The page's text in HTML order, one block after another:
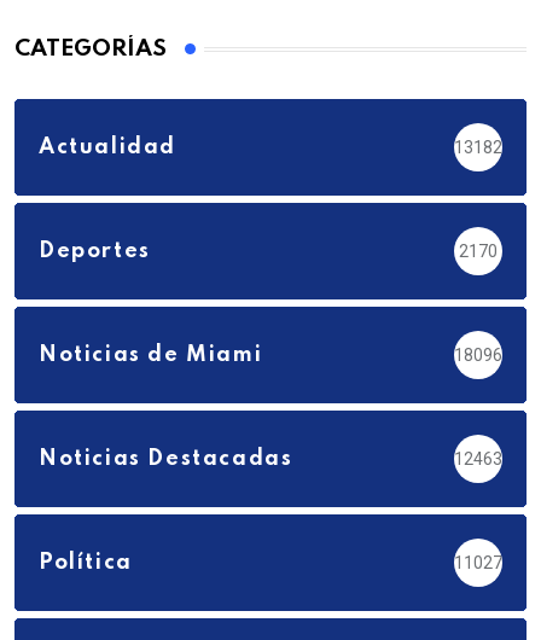
CATEGORÍAS
Actualidad 13182
Deportes 2170
Noticias de Miami 18096
Noticias Destacadas 12463
Política 11027